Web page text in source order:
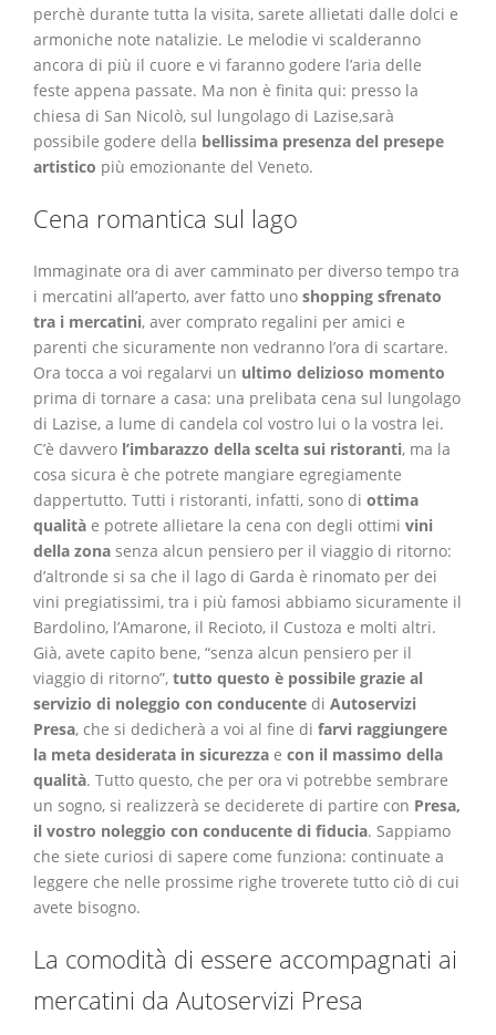
perchè durante tutta la visita, sarete allietati dalle dolci e
armoniche note natalizie. Le melodie vi scalderanno
ancora di più il cuore e vi faranno godere l’aria delle
feste appena passate. Ma non è finita qui: presso la
chiesa di San Nicolò, sul lungolago di Lazise,sarà
possibile godere della bellissima presenza del presepe
artistico più emozionante del Veneto.
Cena romantica sul lago
Immaginate ora di aver camminato per diverso tempo tra
i mercatini all’aperto, aver fatto unoshopping sfrenato
tra i mercatini, aver comprato regalini per amici e
parenti che sicuramente non vedranno l’ora di scartare.
Ora tocca a voi regalarvi un ultimo delizioso momento
prima di tornare a casa: una prelibata cena sul lungolago
di Lazise, a lume di candela col vostro lui o la vostra lei.
C’è davvero l’imbarazzo della scelta sui ristoranti, ma la
cosa sicura è che potrete mangiare egregiamente
dappertutto. Tutti i ristoranti, infatti, sono diottima
qualità e potrete allietare la cena con degli ottimivini
della zona senza alcun pensiero per il viaggio di ritorno:
d’altronde si sa che il lago di Garda è rinomato per dei
vini pregiatissimi, tra i più famosi abbiamo sicuramente il
Bardolino, l’Amarone, il Recioto, il Custoza e molti altri.
Già, avete capito bene, “senza alcun pensiero per il
viaggio di ritorno”,tutto questo è possibile grazie al
servizio di noleggio con conducente diAutoservizi
Presa, che si dedicherà a voi al fine difarvi raggiungere
la meta desiderata in sicurezza econ il massimo della
qualità. Tutto questo, che per ora vi potrebbe sembrare
un sogno, si realizzerà se deciderete di partire con Presa,
il vostro noleggio con conducente di fiducia. Sappiamo
che siete curiosi di sapere come funziona: continuate a
leggere che nelle prossime righe troverete tutto ciò di cui
avete bisogno.
La comodità di essere accompagnati ai
mercatini da Autoservizi Presa